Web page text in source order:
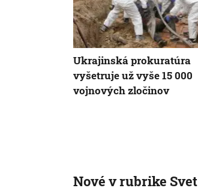
Ukrajinská prokuratúra
vyšetruje už vyše 15 000
vojnových zločinov
Nové v rubrike Svet